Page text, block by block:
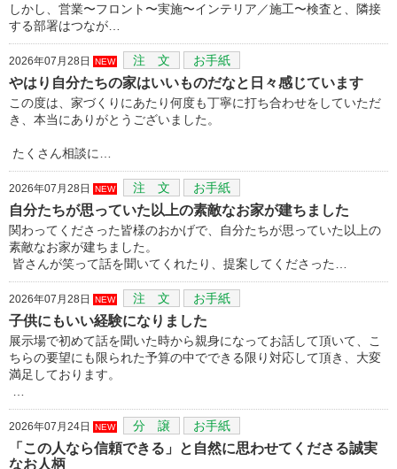
しかし、営業〜フロント〜実施〜インテリア／施工〜検査と、隣接
する部署はつなが…
2026年07月28日 NEW 注 文 お手紙
やはり自分たちの家はいいものだなと日々感じています
この度は、家づくりにあたり何度も丁寧に打ち合わせをしていただ
き、本当にありがとうございました。
たくさん相談に…
2026年07月28日 NEW 注 文 お手紙
自分たちが思っていた以上の素敵なお家が建ちました
関わってくださった皆様のおかげで、自分たちが思っていた以上の
素敵なお家が建ちました。
皆さんが笑って話を聞いてくれたり、提案してくださった…
2026年07月28日 NEW 注 文 お手紙
子供にもいい経験になりました
展示場で初めて話を聞いた時から親身になってお話して頂いて、こ
ちらの要望にも限られた予算の中でできる限り対応して頂き、大変
満足しております。
2026年07月24日 NEW 分 譲 お手紙
「この人なら信頼できる」と自然に思わせてくださる誠実
なお人柄